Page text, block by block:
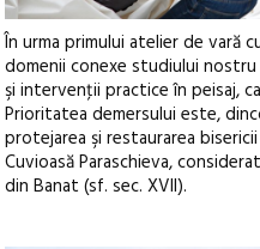
În urma primului atelier de
domenii conexe studiului
şi intervenţii practice în peisaj,
Prioritatea demersului este,
protejarea şi restaurarea
Cuvioasă Paraschieva,
din Banat (sf. sec. XVII).